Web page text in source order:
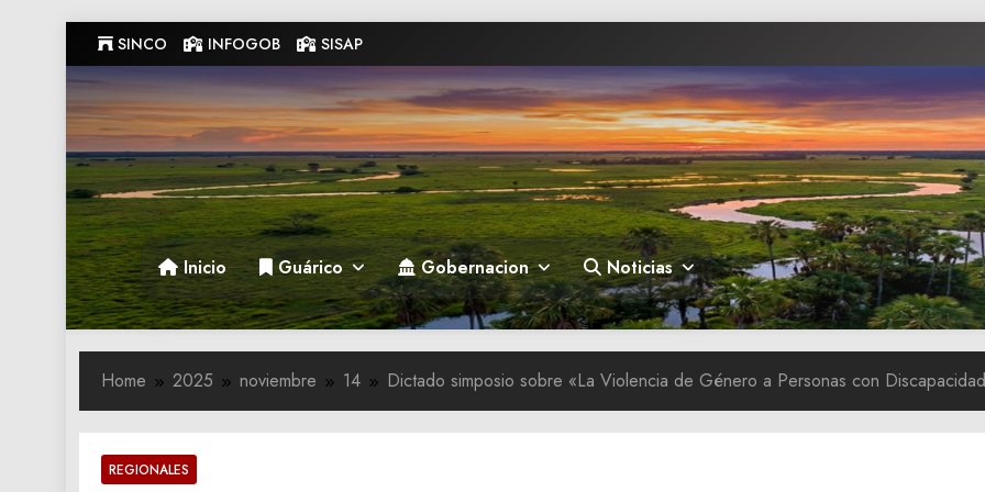
to
content
SINCO INFOGOB SISAP
Gobernacion de Guarico
Gobernacion de Guarico
Inicio Guárico Gobernacion Noticias
Home 2025 noviembre 14 Dictado simposio sobre «La Violencia de Género a Personas con
REGIONALES